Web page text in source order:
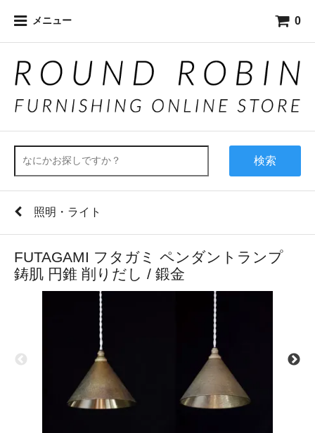
メニュー 0
検索
照明・ライト
FUTAGAMI フタガミ ペンダントランプ
鋳肌 円錐 削りだし / 鍛金